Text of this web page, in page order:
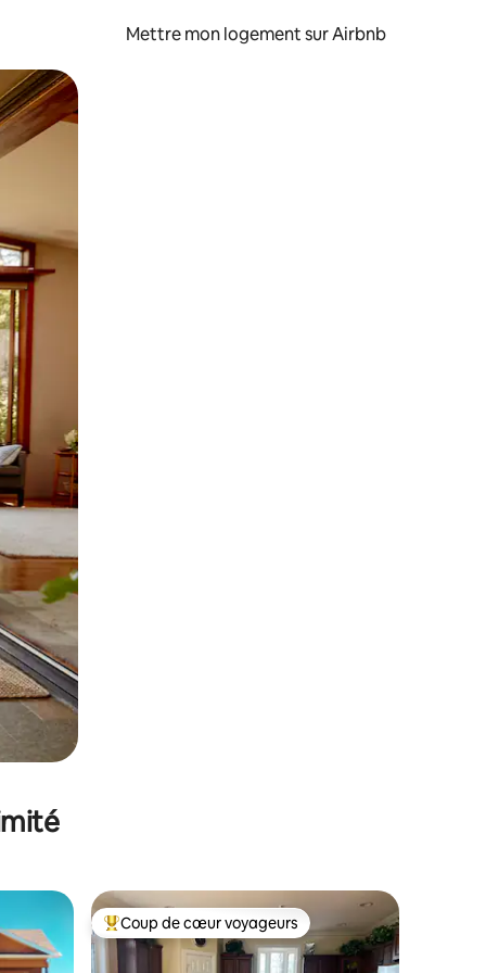
Mettre mon logement sur Airbnb
glisser.
Coups de cœur voyageurs les plus appréciés
Coup de cœur voyageurs